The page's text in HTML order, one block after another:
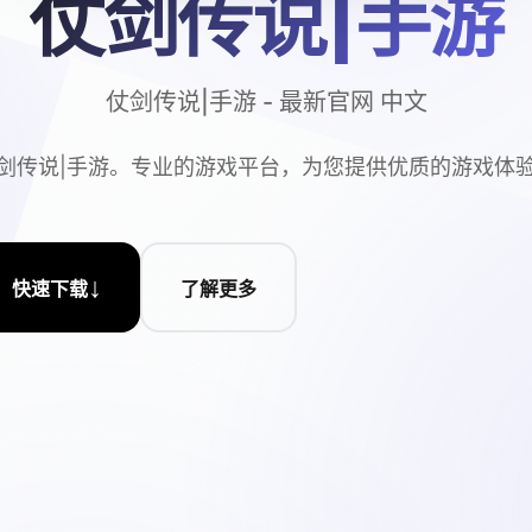
仗剑传说|手游
仗剑传说|手游 - 最新官网 中文
传说|手游。专业的游戏平台，为您提供优质的游戏体
快速下载↓ 了解更多